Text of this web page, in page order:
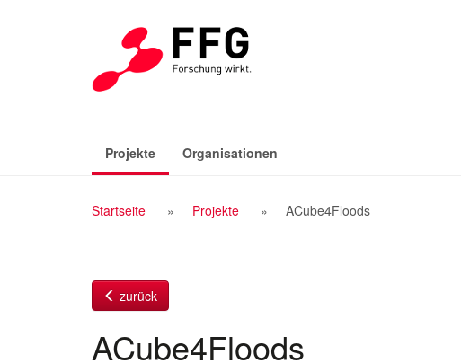
Projekte(aktiv)Organisationen
Breadcrumb
Startseite Projekte ACube4Floods
zurück
ACube4Floods